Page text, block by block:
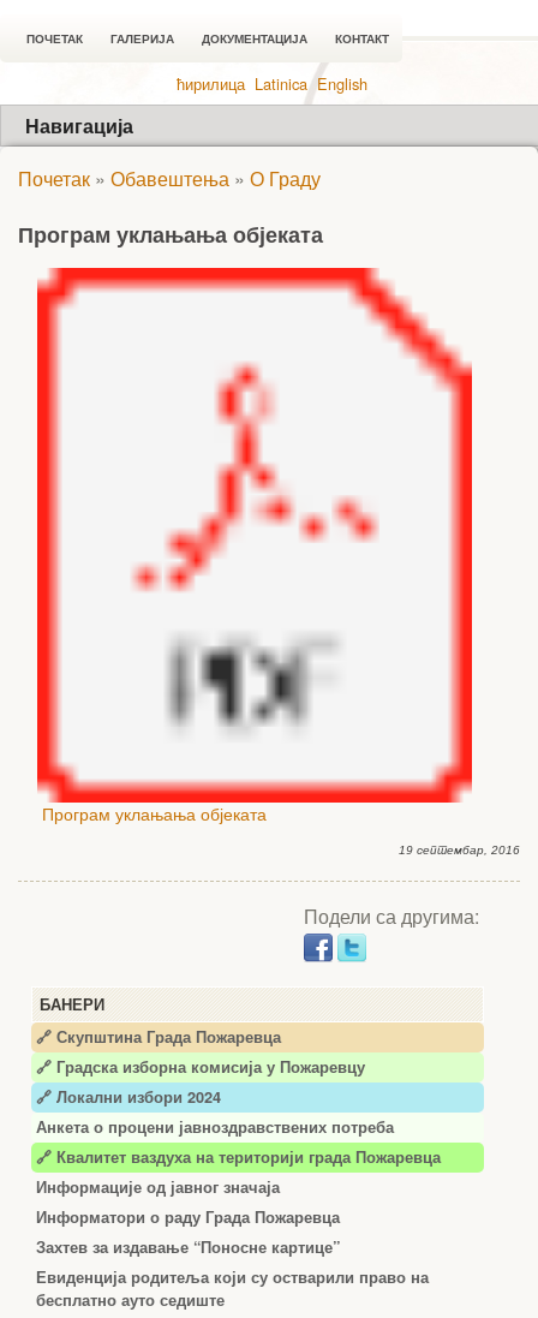
ПОЧЕТАК ГАЛЕРИЈА ДОКУМЕНТАЦИЈА КОНТАКТ
ћирилица Latinica English
Навигација
БАНЕРИ
🔗 Скупштина Града Пожаревца
🔗 Градска изборна комисија у Пожаревцу
🔗 Локални избори 2024
Анкета о процени јавноздравствених потреба
🔗 Квалитет ваздуха на територији града Пожаревца
Информације од јавног значаја
Информатори о раду Града Пожаревца
Захтев за издавање “Поносне картице”
Евиденција родитеља који су остварили право на
бесплатно ауто седиште
Почетак » Обавештења » О Граду
Програм уклањања објеката
Програм уклањања објеката
19 септембар, 2016
Подели са другима: